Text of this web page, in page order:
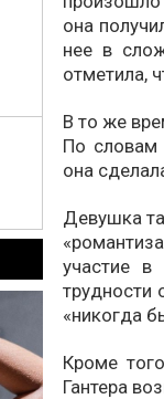
она
нее в
отметила,
В то же
По словам
она
Девушка
участие
трудности
«никогда
Кроме
Гантера